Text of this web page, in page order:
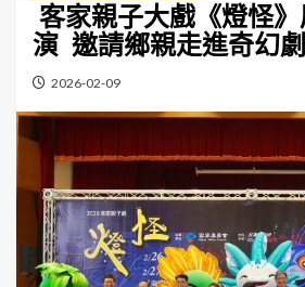
客家親子大戲《燈怪
演 邀請鄉親走進奇幻
2026-02-09